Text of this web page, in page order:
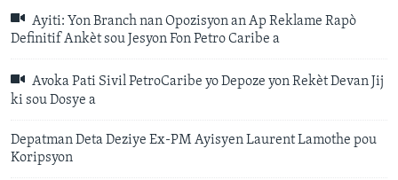
Ayiti: Yon Branch nan Opozisyon an Ap Reklame Rapò
Definitif Ankèt sou Jesyon Fon Petro Caribe a
Avoka Pati Sivil PetroCaribe yo Depoze yon Rekèt Devan Jij
ki sou Dosye a
Depatman Deta Deziye Ex-PM Ayisyen Laurent Lamothe pou
Koripsyon